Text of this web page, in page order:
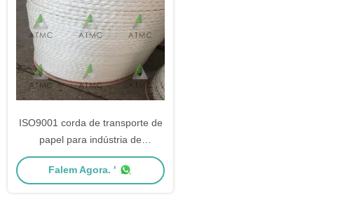
ISO9001 corda de transporte de
papel para indústria de
fabricação de papel
Falem Agora. '